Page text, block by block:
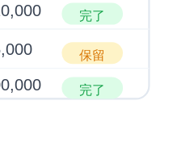
完了
保留
完了